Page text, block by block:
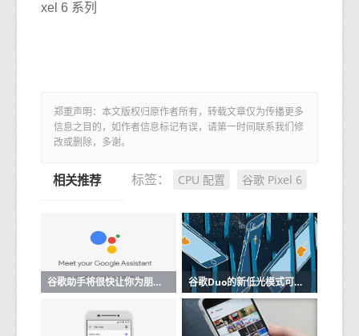
xel 6 系列
郑重声明：本文版权归原作者所有，转载文章仅为传播更多
信息之目的，如作者信息标记有误，请第一时间联系我们修
改或删除，多谢。
标签： CPU 配置 谷歌 Pixel 6
相关推荐
谷歌助手将很快让你为朋友和家人分配提醒 谷歌Duo的新低光模式可以更容易地在黑暗中看到人脸